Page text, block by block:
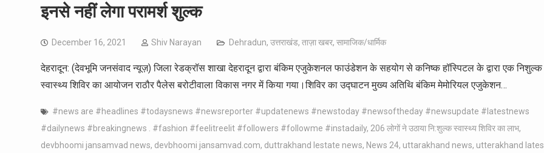
इनसे नहीं लेगा परामर्श शुल्क
December 16, 2021 Shiv Narayan Dehradun, उत्तराखंड, ताज़ा खबर, सामाजिक/धार्मिक
देहरादून: (देवभूमि जनसंवाद न्यूज़) जिला रेडक्रॉस शाखा देहरादून द्वारा बंकिम एजुकेशनल फाउंडेशन के सहयोग से कनिष्क हॉस्पिटल के द्वारा एक निशुल्क
स्वास्थ्य शिविर का आयोजन राठौर पैलेस बरोटीवाला विकास नगर में किया गया।शिविर का उद्घाटन मुख्य अतिथि बंकिम मेमोरियल एजुकेशन…
#news are #headlines #todaysnews #newsreporter #updatenews #newstoday #newsoftheday #newsupdate #latestnews
#dailynews #breakingnews . #fashion #feelitreelit #followers #followme #instadaily, 206 लोगों ने उठाया नि:शुल्क स्वास्थ्य शिविर का लाभ,
devbhoomi jansamvad news, devbhoomi jansamvad.com, duttrakhand lestate news, News 24, uttarakhand news, utterakhand